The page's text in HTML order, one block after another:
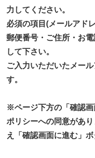
力してください。
必須の項目(メールアド
郵便番号・ご住所・お
して下さい。
ご入力いただいたメー
す。
※ページ下方の「確認
ポリシーへの同意があ
え「確認画面に進む」